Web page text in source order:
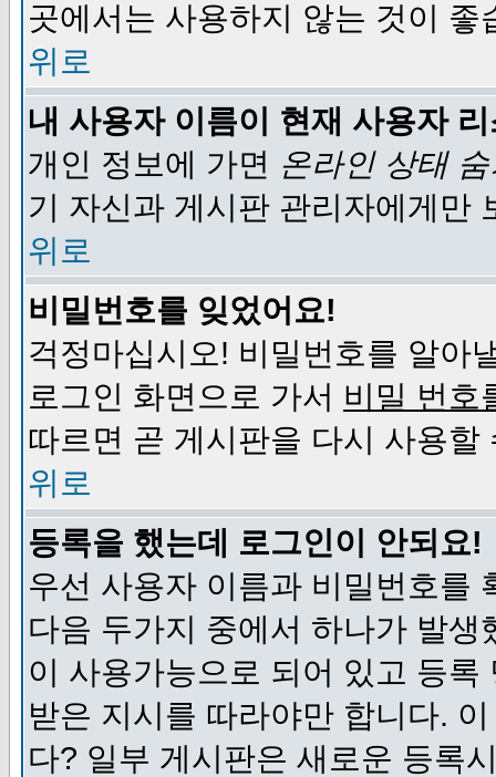
곳에서는 사용하지 않는 것이 좋
위로
내 사용자 이름이 현재 사용자
개인 정보에 가면 온라인 상태
기 자신과 게시판 관리자에게만
위로
비밀번호를 잊었어요!
걱정마십시오! 비밀번호를 알아
로그인 화면으로 가서 비밀 번호
따르면 곧 게시판을 다시 사용할
위로
등록을 했는데 로그인이 안되요!
우선 사용자 이름과 비밀번호를
다음 두가지 중에서 하나가 발
이 사용가능으로 되어 있고 등
받은 지시를 따라야만 합니다.
다? 일부 게시판은 새로운 등록